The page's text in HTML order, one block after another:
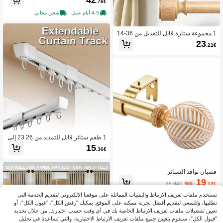
1 مجموعة ستارة قابل للتعديل من 36-14
7 بوصة بملمس خشبي مع نهايات أسطواني
ة، ستارة تلسكوبي قوي ومتين، مجموعة
23.21€
قضبان نوافذ الستائر
19.12€
%3-
19.84€
4-5 أيام عمل
ارة، فاصل للغرفة أو ستارة، شاشة خصو
صية للغرفة المعيشية أو غرفة النوم أو الم
كتب (أسود - 3 عمودي و 2 أفقي)
.76€
4-5 أيام عمل شحن مجاني
1 طقم ستائر قابل للتمديد من 23.26 إلى
59 بوصة للتركيب على الحائط أو السق
ف، مناسب لستائر المسار، جهاز مسار
ل الغرفة، مسار ستائر قابل للتعديل بالكا
مل (لا يتطلب تجميع)
15.36€
نستخدم ملفات تعريف الارتباط والتقنيات المماثلة على موقعنا الإلكتروني لتقديم الخدمة التي
تطلبها، وللسعي لتقديم أفضل تجربة ممكنة على الموقع. يمكنك "رفض الكل"، "قبول الكل"، أو
تعيين تفضيلات ملفات تعريف الارتباط الخاصة بك في أي وقت حسب اختيارك. من خلال تحديد
"قبول الكل"، سنقوم بتعيين جميع ملفات تعريف الارتباط الاختيارية، والتي تساعدنا في تحليل